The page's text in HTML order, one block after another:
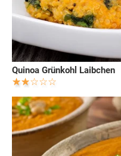
Quinoa Grünkohl Laibchen